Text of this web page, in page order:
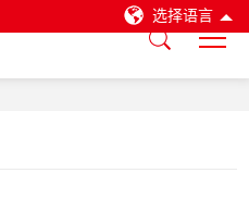
选择语言